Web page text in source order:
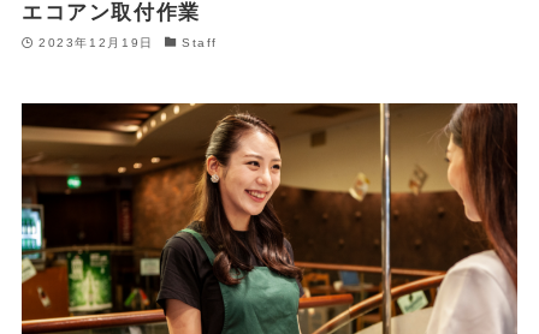
エコアン取付作業
2023年12月19日 Staff